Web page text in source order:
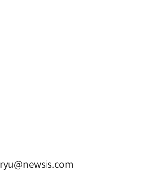
ryu@newsis.com